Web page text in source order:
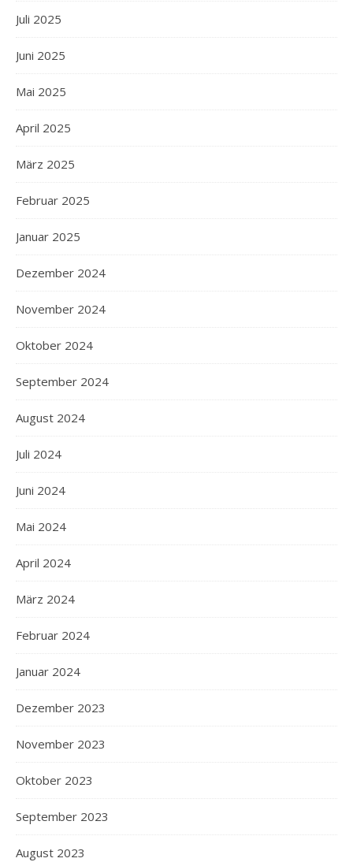
Juli 2025
Juni 2025
Mai 2025
April 2025
März 2025
Februar 2025
Januar 2025
Dezember 2024
November 2024
Oktober 2024
September 2024
August 2024
Juli 2024
Juni 2024
Mai 2024
April 2024
März 2024
Februar 2024
Januar 2024
Dezember 2023
November 2023
Oktober 2023
September 2023
August 2023